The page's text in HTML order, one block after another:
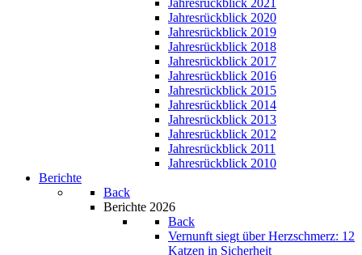
Jahresrückblick 2021
Jahresrückblick 2020
Jahresrückblick 2019
Jahresrückblick 2018
Jahresrückblick 2017
Jahresrückblick 2016
Jahresrückblick 2015
Jahresrückblick 2014
Jahresrückblick 2013
Jahresrückblick 2012
Jahresrückblick 2011
Jahresrückblick 2010
Berichte
Back
Berichte 2026
Back
Vernunft siegt über Herzschmerz: 12
Katzen in Sicherheit